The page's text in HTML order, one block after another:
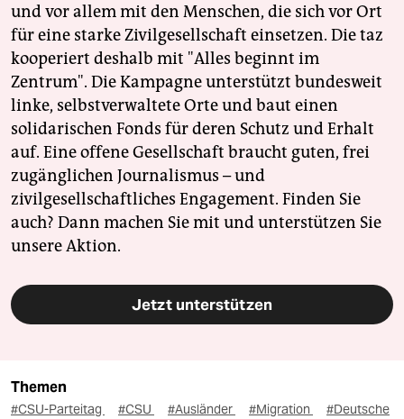
und vor allem mit den Menschen, die sich vor Ort
für eine starke Zivilgesellschaft einsetzen. Die taz
kooperiert deshalb mit "Alles beginnt im
Zentrum". Die Kampagne unterstützt bundesweit
linke, selbstverwaltete Orte und baut einen
solidarischen Fonds für deren Schutz und Erhalt
auf. Eine offene Gesellschaft braucht guten, frei
zugänglichen Journalismus – und
zivilgesellschaftliches Engagement. Finden Sie
auch? Dann machen Sie mit und unterstützen Sie
unsere Aktion.
Jetzt unterstützen
Themen
#CSU-Parteitag #CSU #Ausländer #Migration
#Deutsche